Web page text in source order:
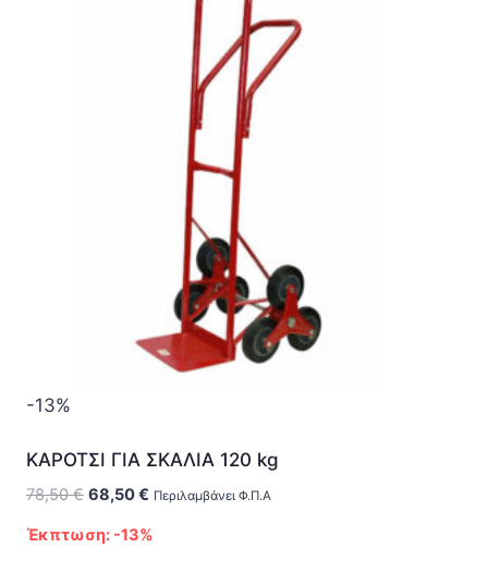
-13%
ΚΑΡΟΤΣΙ ΓΙΑ ΣΚΑΛΙΑ 120 kg
78,50€ Original
was:
68,50€ Η
τιμή
Περιλαμβάνει Φ.Π.Α
Έκπτωση: -13%